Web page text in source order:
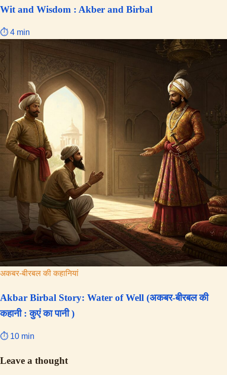
Wit and Wisdom : Akber and Birbal
⏱ 4 min
अकबर-बीरबल की कहानियां
Akbar Birbal Story: Water of Well (अकबर-बीरबल की
कहानी : कुएं का पानी )
⏱ 10 min
Leave a thought